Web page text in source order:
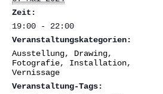
Zeit:
19:00 - 22:00
Veranstaltungskategorien:
Ausstellung, Drawing,
Fotografie, Installation,
Vernissage
Veranstaltung-Tags: